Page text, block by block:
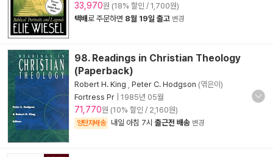
33,970원 (18% 할인 / 1,700원)
택배로 주문하면 8월 19일 출고 변경
98. Readings in Christian Theology
(Paperback)
Robert H. King Peter C. Hodgson (엮은이)
Fortress Pr
1985년 05월
71,770원 (10% 할인 / 2,160원)
양탄자배송 내일 아침 7시 출근전 배송 변경